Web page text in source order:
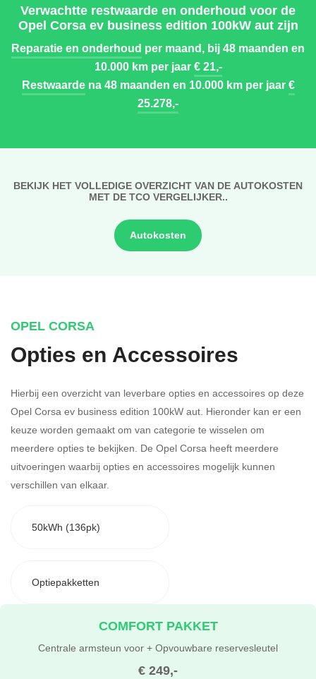
Verwachtte restwaarde en onderhoud voor de
Opel Corsa ev business edition 100kW aut zijn
Reparatie en onderhoud per maand, bij 48 maanden en
10.000 km per jaar€ 21,-
Restwaardena 48 maanden en 10.000 km per jaar€
25.278,-
BEKIJK HET VOLLEDIGE OVERZICHT VAN DE AUTOKOSTEN
MET DE TCO VERGELIJKER..
Autokosten
OPEL CORSA
Opties en Accessoires
Hierbij een overzicht van leverbare opties en accessoires op deze
Opel Corsa ev business edition 100kW aut. Hieronder kan er een
keuze worden gemaakt om van categorie te wisselen om
meerdere opties te bekijken. De Opel Corsa heeft meerdere
uitvoeringen waarbij opties en accessoires mogelijk kunnen
verschillen van elkaar.
50kWh (136pk)
Optiepakketten
€ 249,-
COMFORT PAKKET
Centrale armsteun voor + Opvouwbare reservesleutel